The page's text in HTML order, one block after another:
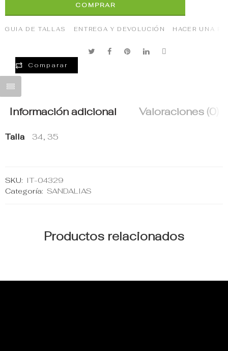
COMPRAR
GUIA DE TALLAS ENTREGA Y DEVOLUCIÓN HACER UNA
Comparar
Información adicional Valoraciones (0)
Talla 34, 35
SKU: IT-04329
Categoría: SANDALIAS
Productos relacionados